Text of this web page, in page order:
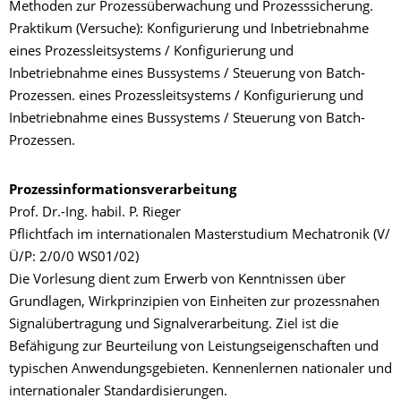
Methoden zur Prozessüberwachung und Prozesssicherung.
Praktikum (Versuche): Konfigurierung und Inbetriebnahme
eines Prozessleitsystems / Konfigurierung und
Inbetriebnahme eines Bussystems / Steuerung von Batch-
Prozessen. eines Prozessleitsystems / Konfigurierung und
Inbetriebnahme eines Bussystems / Steuerung von Batch-
Prozessen.
Prozessinformationsverarbeitung
Prof. Dr.-Ing. habil. P. Rieger
Pflichtfach im internationalen Masterstudium Mechatronik (V/
Ü/P: 2/0/0 WS01/02)
Die Vorlesung dient zum Erwerb von Kenntnissen über
Grundlagen, Wirkprinzipien von Einheiten zur prozessnahen
Signalübertragung und Signalverarbeitung. Ziel ist die
Befähigung zur Beurteilung von Leistungseigenschaften und
typischen Anwendungsgebieten. Kennenlernen nationaler und
internationaler Standardisierungen.